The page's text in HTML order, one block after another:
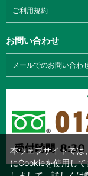
ご利用規約
お問い合わせ
メールでのお問い合わ
本ウェブサイトでは
にCookieを使用し